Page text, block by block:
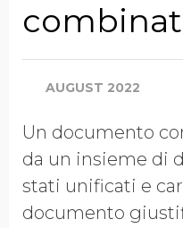
PIÙ
ECOVADIS
AUGUST 2022
Un documento
da un insieme di
stati unificati e
documento